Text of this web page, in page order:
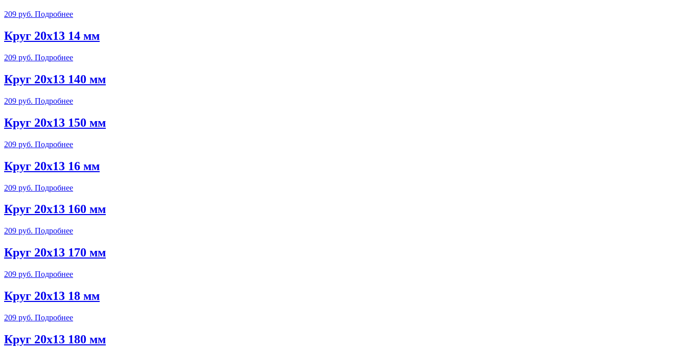
209 руб. Подробнее
Круг 20х13 14 мм
209 руб. Подробнее
Круг 20х13 140 мм
209 руб. Подробнее
Круг 20х13 150 мм
209 руб. Подробнее
Круг 20х13 16 мм
209 руб. Подробнее
Круг 20х13 160 мм
209 руб. Подробнее
Круг 20х13 170 мм
209 руб. Подробнее
Круг 20х13 18 мм
209 руб. Подробнее
Круг 20х13 180 мм